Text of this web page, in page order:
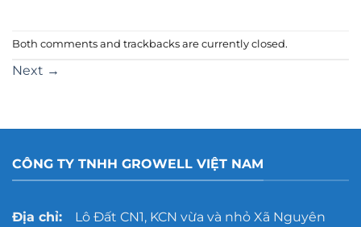
Both comments and trackbacks are currently closed.
Next →
CÔNG TY TNHH GROWELL VIỆT NAM
Địa chỉ:Lô Đất CN1, KCN vừa và nhỏ Xã Nguyên